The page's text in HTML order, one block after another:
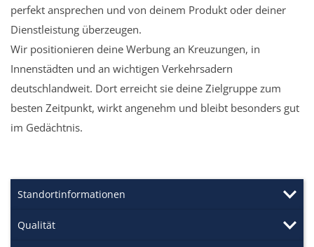
perfekt ansprechen und von deinem Produkt oder deiner
Dienstleistung überzeugen.
Wir positionieren deine Werbung an Kreuzungen, in
Innenstädten und an wichtigen Verkehrsadern
deutschlandweit. Dort erreicht sie deine Zielgruppe zum
besten Zeitpunkt, wirkt angenehm und bleibt besonders gut
im Gedächtnis.
Standortinformationen
Qualität